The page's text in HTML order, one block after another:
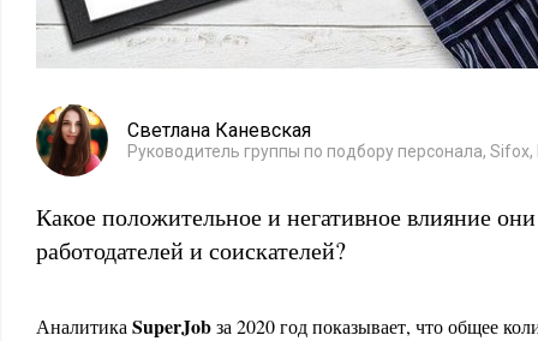
Светлана Каневская
Руководитель группы по подбору персонала,
Какое положительное и негативное влияние
работодателей и соискателей?
Аналитика SuperJobза 2020 год показывает, что общее